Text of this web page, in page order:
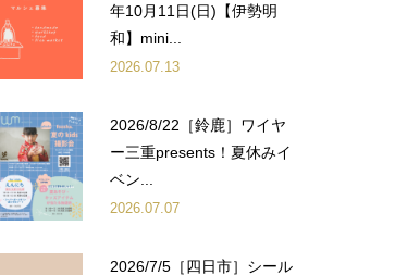
年10月11日(日)【伊勢明
和】mini...
2026.07.13
2026/8/22［鈴鹿］ワイヤ
ー三重presents！夏休みイ
ベン...
2026.07.07
2026/7/5［四日市］シール